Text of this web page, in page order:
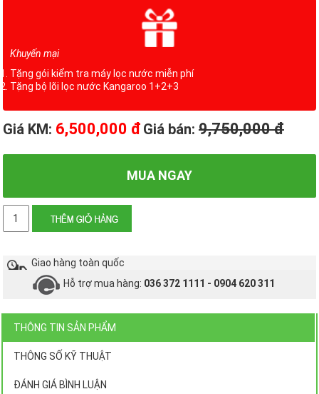
Khuyến mại
Tặng gói kiểm tra máy lọc nước miễn phí
Tặng bộ lõi lọc nước Kangaroo 1+2+3
Giá KM: 6,500,000 đ Giá bán: 9,750,000 đ
MUA NGAY
Số
Giao hàng toàn quốc
Hỗ trợ mua hàng: 036 372 1111 - 0904 620 311
THÔNG TIN SẢN PHẨM
THÔNG SỐ KỸ THUẬT
ĐÁNH GIÁ BÌNH LUẬN